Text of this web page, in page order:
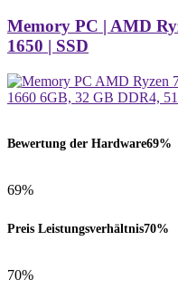
Memory PC | AMD
1650 | SSD
Bewertung der Hardware69%
69%
Preis Leistungsverhältnis70%
70%